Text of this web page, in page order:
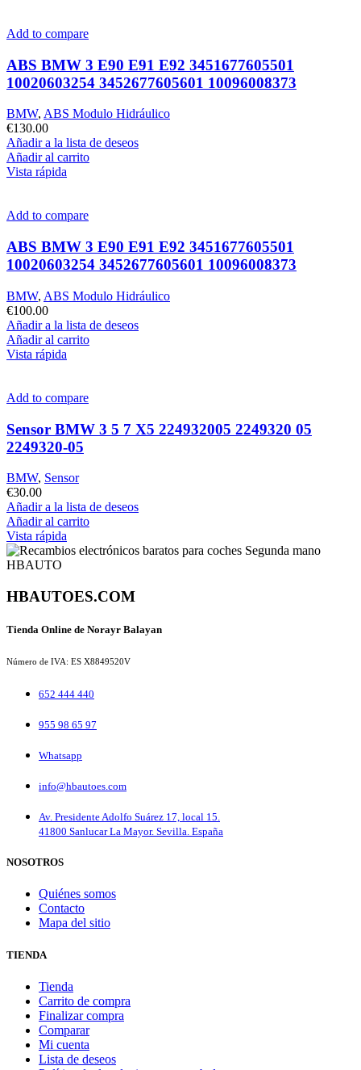
Add to compare
ABS BMW 3 E90 E91 E92 3451677605501
10020603254 3452677605601 10096008373
BMW, ABS Modulo Hidráulico
€130.00
Añadir a la lista de deseos
Añadir al carrito
Vista rápida
Add to compare
ABS BMW 3 E90 E91 E92 3451677605501
10020603254 3452677605601 10096008373
BMW, ABS Modulo Hidráulico
€100.00
Añadir a la lista de deseos
Añadir al carrito
Vista rápida
Add to compare
Sensor BMW 3 5 7 X5 224932005 2249320 05
2249320-05
BMW, Sensor
€30.00
Añadir a la lista de deseos
Añadir al carrito
Vista rápida
HBAUTOES.COM
Tienda Online de Norayr Balayan
Número de IVA: ES X8849520V
652 444 440
955 98 65 97
Whatsapp
info@hbautoes.com
Av. Presidente Adolfo Suárez 17, local 15.
41800 Sanlucar La Mayor. Sevilla. España
NOSOTROS
Quiénes somos
Contacto
Mapa del sitio
TIENDA
Tienda
Carrito de compra
Finalizar compra
Comparar
Mi cuenta
Lista de deseos